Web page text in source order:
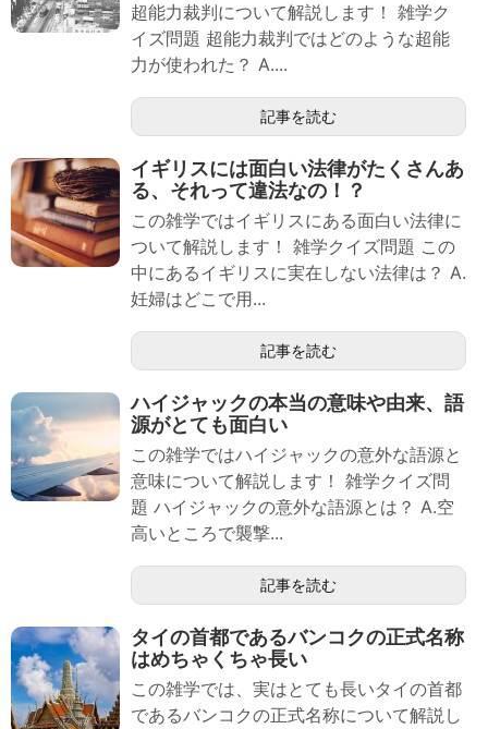
超能力裁判について解説します！ 雑学ク
イズ問題 超能力裁判ではどのような超能
力が使われた？ A....
記事を読む
イギリスには面白い法律がたくさんあ
る、それって違法なの！？
この雑学ではイギリスにある面白い法律に
ついて解説します！ 雑学クイズ問題 この
中にあるイギリスに実在しない法律は？ A.
妊婦はどこで用...
記事を読む
ハイジャックの本当の意味や由来、語
源がとても面白い
この雑学ではハイジャックの意外な語源と
意味について解説します！ 雑学クイズ問
題 ハイジャックの意外な語源とは？ A.空
高いところで襲撃...
記事を読む
タイの首都であるバンコクの正式名称
はめちゃくちゃ長い
この雑学では、実はとても長いタイの首都
であるバンコクの正式名称について解説し